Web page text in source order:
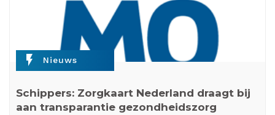
flash_on Nieuws
Schippers: Zorgkaart Nederland draagt bij
aan transparantie gezondheidszorg